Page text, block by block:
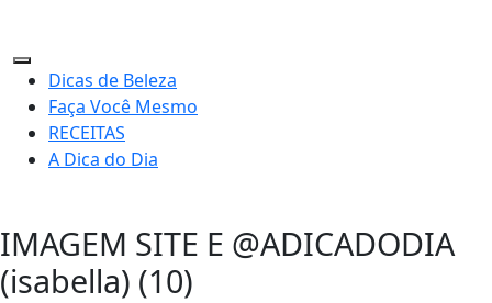
Dicas de Beleza
Faça Você Mesmo
RECEITAS
A Dica do Dia
IMAGEM SITE E @ADICADODIA
(isabella) (10)